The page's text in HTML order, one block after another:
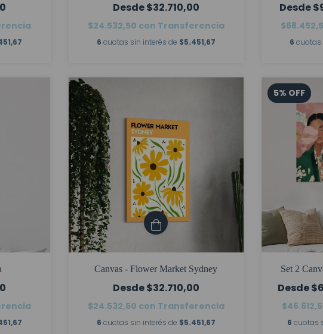
$32.710,00
$24.532,50 con Transferencia
6 cuotas sin interés de $5.451,67 6 cuotas
Canvas - Flower Market Sydney
$32.710,00
$24.532,50 con Transferencia
6 cuotas sin interés de $5.451,67
5% OFF
Set 2
6 cuotas